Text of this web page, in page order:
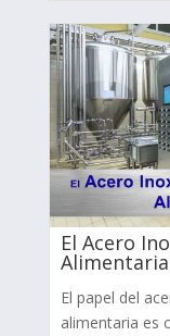
El Acero
Alimentaria
El papel del
alimentaria es